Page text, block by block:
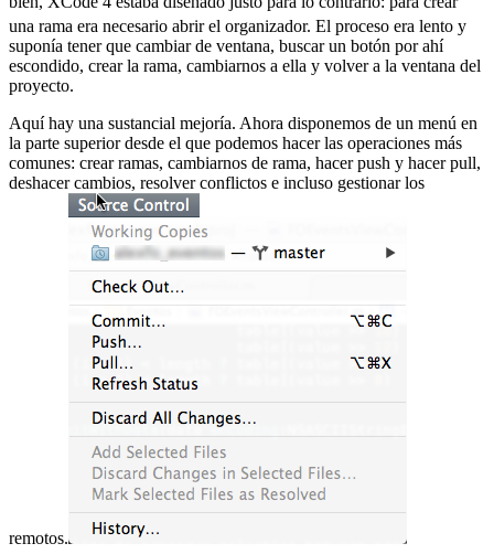
una rama era necesario abrir el organizador. El proceso era lento y
suponía tener que cambiar de ventana, buscar un botón por ahí
escondido, crear la rama, cambiarnos a ella y volver a la ventana del
proyecto.
Aquí hay una sustancial mejoría. Ahora disponemos de un menú en
la parte superior desde el que podemos hacer las operaciones más
comunes: crear ramas, cambiarnos de rama, hacer push y hacer pull,
deshacer cambios, resolver conflictos e incluso gestionar los
remotos.